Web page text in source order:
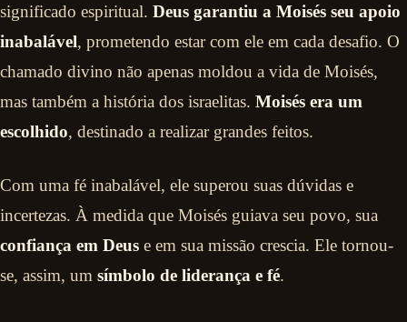
significado espiritual. Deus garantiu a Moisés seu apoio
inabalável, prometendo estar com ele em cada desafio. O
chamado divino não apenas moldou a vida de Moisés,
mas também a história dos israelitas. Moisés era um
escolhido, destinado a realizar grandes feitos.
Com uma fé inabalável, ele superou suas dúvidas e
incertezas. À medida que Moisés guiava seu povo, sua
confiança em Deus e em sua missão crescia. Ele tornou-
se, assim, um símbolo de liderança e fé.